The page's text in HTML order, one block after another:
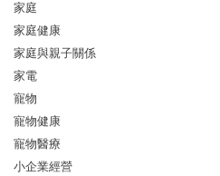
家庭
家庭健康
家庭與親子關係
家電
寵物
寵物健康
寵物醫療
小企業經營